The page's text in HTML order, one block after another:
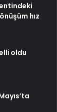
hız
oldu